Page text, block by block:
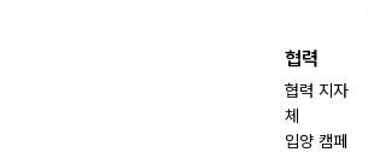
협력
협력 지자
체
입양 캠페